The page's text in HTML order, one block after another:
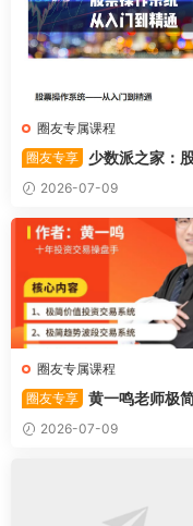
圈友专属课程
圈友专享
少数派之家：
作系统—从入门到精通
2026-07-09
圈友专属课程
圈友专享 黄一鸣老师极
系统2026-07-09